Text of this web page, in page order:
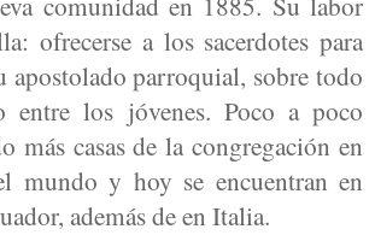
ofrecerse a los sacerdotes para
apostolado parroquial, sobre todo
entre los jóvenes. Poco a poco
más casas de la congregación en
mundo y hoy se encuentran en
además de en Italia.